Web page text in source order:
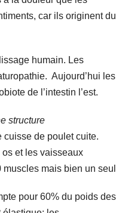
car ils originent du
humain. Les
Aujourd’hui les
de l’intestin l’est.
structure
de poulet cuite.
et les vaisseaux
muscles mais bien un
pour 60% du poids des